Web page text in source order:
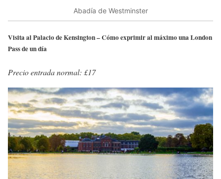
Abadía de Westminster
Visita al Palacio de Kensington – Cómo exprimir al máximo una London
Pass de un día
Precio entrada normal: £17